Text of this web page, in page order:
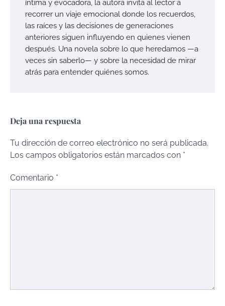
íntima y evocadora, la autora invita al lector a
recorrer un viaje emocional donde los recuerdos,
las raíces y las decisiones de generaciones
anteriores siguen influyendo en quienes vienen
después. Una novela sobre lo que heredamos —a
veces sin saberlo— y sobre la necesidad de mirar
atrás para entender quiénes somos.
Deja una respuesta
Tu dirección de correo electrónico no será publicada.
Los campos obligatorios están marcados con *
Comentario *